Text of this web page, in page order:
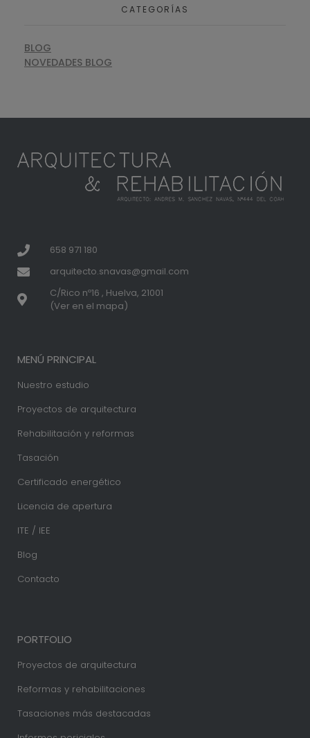
CATEGORÍAS
BLOG
NOVEDADES BLOG
658 971 180
arquitecto.snavas@gmail.com
C/Rico nº16 , Huelva, 21001
(Ver en el mapa)
MENÚ PRINCIPAL
Nuestro estudio
Proyectos de arquitectura
Rehabilitación y reformas
Tasación
Certificado energético
Licencia de apertura
ITE / IEE
Blog
Contacto
PORTFOLIO
Proyectos de arquitectura
Reformas y rehabilitaciones
Tasaciones más destacadas